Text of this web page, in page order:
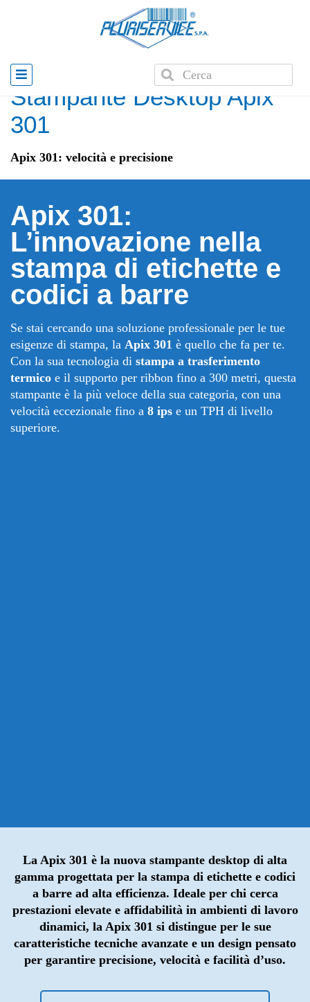
Home Stampante Desktop Apix 301
Stampante Desktop Apix
301
Apix 301: velocità e precisione
Apix 301:
L’innovazione nella
stampa di etichette e
codici a barre
Se stai cercando una soluzione professionale per le tue
esigenze di stampa, la Apix 301 è quello che fa per te.
Con la sua tecnologia di stampa a trasferimento
termico e il supporto per ribbon fino a 300 metri, questa
stampante è la più veloce della sua categoria, con una
velocità eccezionale fino a 8 ips e un TPH di livello
superiore.
La Apix 301 è la nuova stampante desktop di alta
gamma progettata per la stampa di etichette e codici
a barre ad alta efficienza. Ideale per chi cerca
prestazioni elevate e affidabilità in ambienti di lavoro
dinamici, la Apix 301 si distingue per le sue
caratteristiche tecniche avanzate e un design pensato
per garantire precisione, velocità e facilità d’uso.